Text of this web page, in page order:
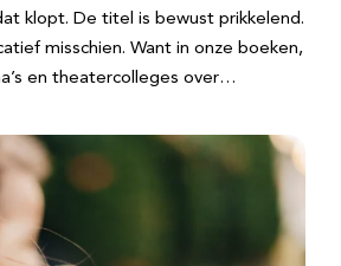
klopt. De titel is bewust prikkelend.
misschien. Want in onze boeken,
en theatercolleges over…